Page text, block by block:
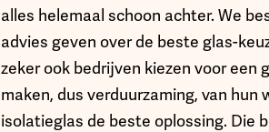
alles helemaal schoon achter. We
advies geven over de beste glas-
zeker ook bedrijven kiezen voor
maken, dus verduurzaming, van
isolatieglas de beste oplossing. Die